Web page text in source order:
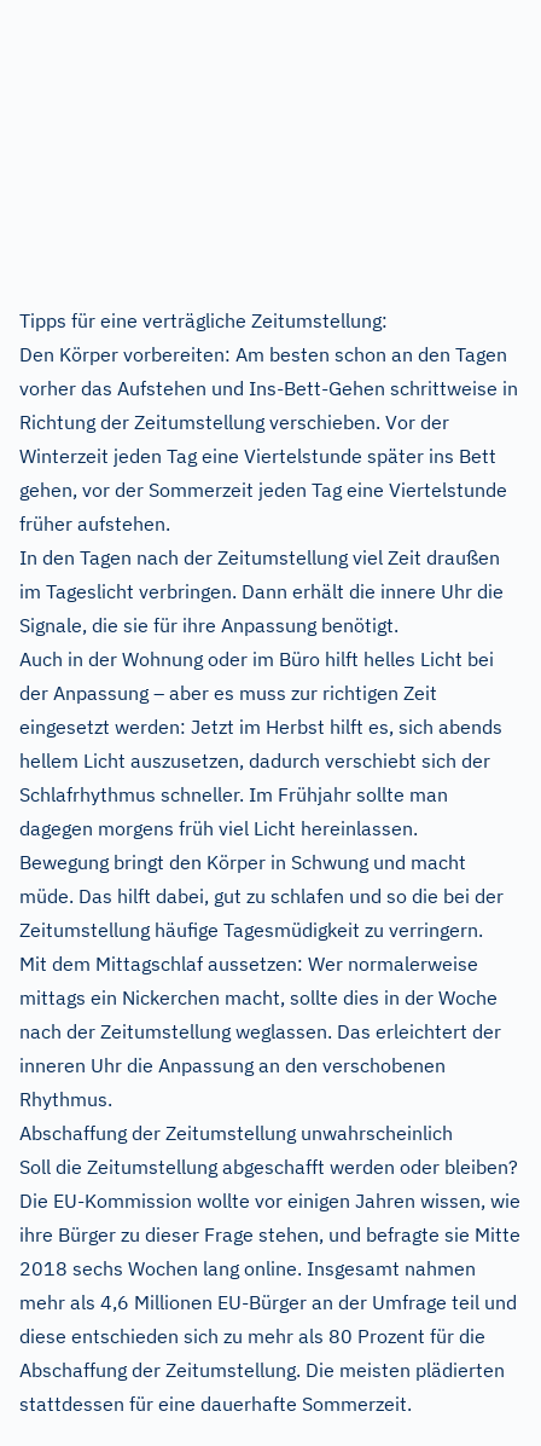
Tipps für eine verträgliche Zeitumstellung:
Den Körper vorbereiten: Am besten schon an den Tagen
vorher das Aufstehen und Ins-Bett-Gehen schrittweise in
Richtung der Zeitumstellung verschieben. Vor der
Winterzeit jeden Tag eine Viertelstunde später ins Bett
gehen, vor der Sommerzeit jeden Tag eine Viertelstunde
früher aufstehen.
In den Tagen nach der Zeitumstellung viel Zeit draußen
im Tageslicht verbringen. Dann erhält die innere Uhr die
Signale, die sie für ihre Anpassung benötigt.
Auch in der Wohnung oder im Büro hilft helles Licht bei
der Anpassung – aber es muss zur richtigen Zeit
eingesetzt werden: Jetzt im Herbst hilft es, sich abends
hellem Licht auszusetzen, dadurch verschiebt sich der
Schlafrhythmus schneller. Im Frühjahr sollte man
dagegen morgens früh viel Licht hereinlassen.
Bewegung bringt den Körper in Schwung und macht
müde. Das hilft dabei, gut zu schlafen und so die bei der
Zeitumstellung häufige Tagesmüdigkeit zu verringern.
Mit dem Mittagschlaf aussetzen: Wer normalerweise
mittags ein Nickerchen macht, sollte dies in der Woche
nach der Zeitumstellung weglassen. Das erleichtert der
inneren Uhr die Anpassung an den verschobenen
Rhythmus.
Abschaffung der Zeitumstellung unwahrscheinlich
Soll die Zeitumstellung abgeschafft werden oder bleiben?
Die EU-Kommission wollte vor einigen Jahren wissen, wie
ihre Bürger zu dieser Frage stehen, und befragte sie Mitte
2018 sechs Wochen lang online. Insgesamt nahmen
mehr als 4,6 Millionen EU-Bürger an der Umfrage teil und
diese entschieden sich zu mehr als 80 Prozent für die
Abschaffung der Zeitumstellung. Die meisten plädierten
stattdessen für eine dauerhafte Sommerzeit.